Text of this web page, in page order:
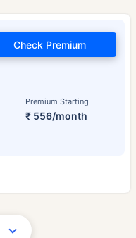
Premium Starting
₹ 556/month
Check Premium